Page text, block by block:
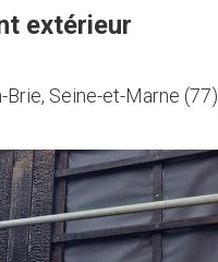
extérieur
Brie, Seine-et-Marne (77)